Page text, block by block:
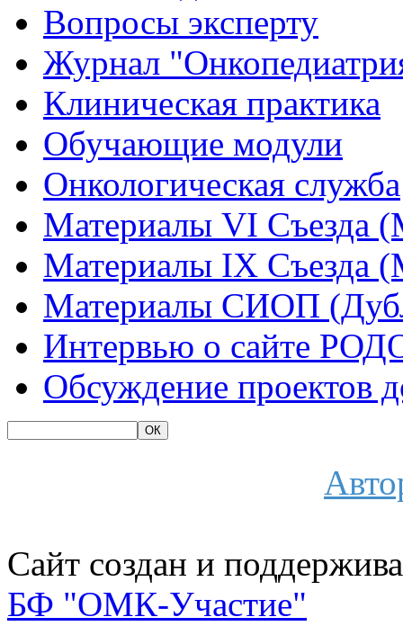
Вопросы эксперту
Журнал
Клиническая практика
Обучающие модули
Онкологическая служба
Материалы VI Съезда
Материалы IX Съезда
Материалы СИОП
Интервью о сайте
Обсуждение проектов
Сайт создан и
БФ "ОМК-Участие"